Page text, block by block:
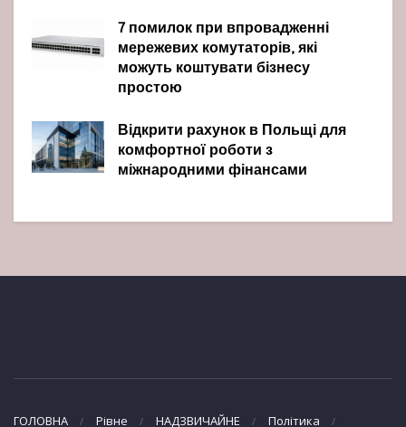
7 помилок при впровадженні
мережевих комутаторів, які
можуть коштувати бізнесу
простою
Відкрити рахунок в Польщі для
комфортної роботи з
міжнародними фінансами
ГОЛОВНА Рівне НАДЗВИЧАЙНЕ Політика